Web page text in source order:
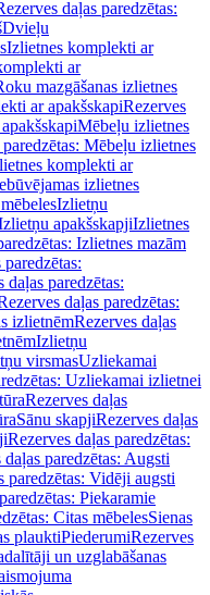
daļas paredzētas:
Dvieļu
Izlietnes komplekti ar
ar
mazgāšanas izlietnes
ar apakšskapiRezerves
Mēbeļu izlietnes
Mēbeļu izlietnes
komplekti ar
izlietnes
Izlietņu
apakšskapjiIzlietnes
Izlietnes mazām
daļas paredzētas:
daļas paredzētas:
izlietnēmRezerves daļas
Izlietņu
virsmasUzliekamai
Uzliekamai izlietnei
Rezerves daļas
Sānu skapjiRezerves daļas
Rezerves daļas paredzētas:
daļas paredzētas: Augsti
paredzētas: Vidēji augsti
Piekaramie
Citas mēbelesSienas
plauktiPiederumiRezerves
un uzglabāšanas